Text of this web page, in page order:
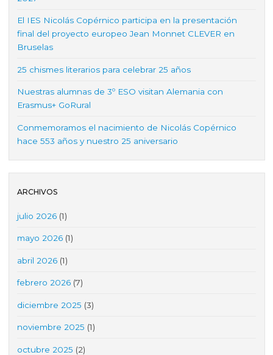
El IES Nicolás Copérnico participa en la presentación
final del proyecto europeo Jean Monnet CLEVER en
Bruselas
25 chismes literarios para celebrar 25 años
Nuestras alumnas de 3º ESO visitan Alemania con
Erasmus+ GoRural
Conmemoramos el nacimiento de Nicolás Copérnico
hace 553 años y nuestro 25 aniversario
ARCHIVOS
julio 2026 (1)
mayo 2026 (1)
abril 2026 (1)
febrero 2026 (7)
diciembre 2025 (3)
noviembre 2025 (1)
octubre 2025 (2)